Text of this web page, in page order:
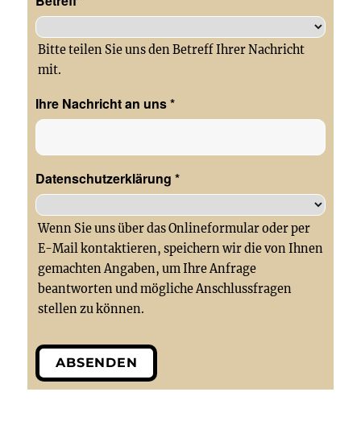
Bitte teilen Sie uns den Betreff Ihrer Nachricht
mit.
Ihre Nachricht an uns*
Datenschutzerklärung*
Wenn Sie uns über das Onlineformular oder per
E-Mail kontaktieren, speichern wir die von Ihnen
gemachten Angaben, um Ihre Anfrage
beantworten und mögliche Anschlussfragen
stellen zu können.
ABSENDEN